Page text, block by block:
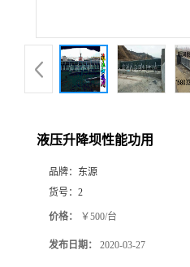
液压升降坝性能功用
品牌： 东源
货号： 2
价格： ￥500/台
发布日期： 2020-03-27